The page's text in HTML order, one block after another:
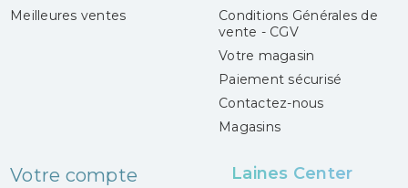
Meilleures ventes
Conditions Générales de
vente - CGV
Votre magasin
Paiement sécurisé
Contactez-nous
Magasins
Votre compte Laines Center